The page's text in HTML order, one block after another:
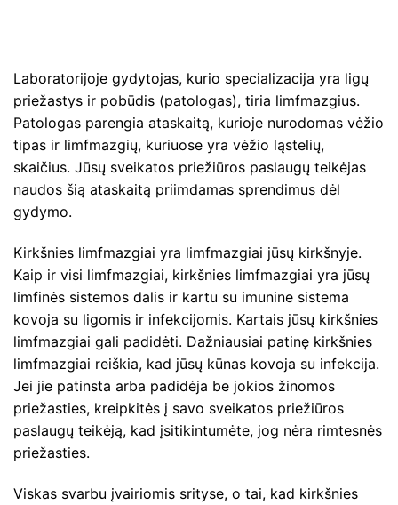
Laboratorijoje gydytojas, kurio specializacija yra ligų
priežastys ir pobūdis (patologas), tiria limfmazgius.
Patologas parengia ataskaitą, kurioje nurodomas vėžio
tipas ir limfmazgių, kuriuose yra vėžio ląstelių,
skaičius. Jūsų sveikatos priežiūros paslaugų teikėjas
naudos šią ataskaitą priimdamas sprendimus dėl
gydymo.
Kirkšnies limfmazgiai yra limfmazgiai jūsų kirkšnyje.
Kaip ir visi limfmazgiai, kirkšnies limfmazgiai yra jūsų
limfinės sistemos dalis ir kartu su imunine sistema
kovoja su ligomis ir infekcijomis. Kartais jūsų kirkšnies
limfmazgiai gali padidėti. Dažniausiai patinę kirkšnies
limfmazgiai reiškia, kad jūsų kūnas kovoja su infekcija.
Jei jie patinsta arba padidėja be jokios žinomos
priežasties, kreipkitės į savo sveikatos priežiūros
paslaugų teikėją, kad įsitikintumėte, jog nėra rimtesnės
priežasties.
Viskas svarbu įvairiomis srityse, o tai, kad kirkšnies